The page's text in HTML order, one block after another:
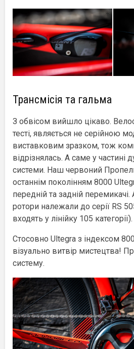
Трансмісія та гальма
З обвісом вийшло цікаво.
тесті, являється не серійною
виставковим зразком, тож
відрізнялась. А саме у частині
системи. Наш червоний
останнім поколінням 8000
передній та задній перемикачі.
ротори належали до серії RS
входять у лінійку 105 категорії).
Стосовно Ultegra з індексом
візуально витвір мистецтва!
систему.